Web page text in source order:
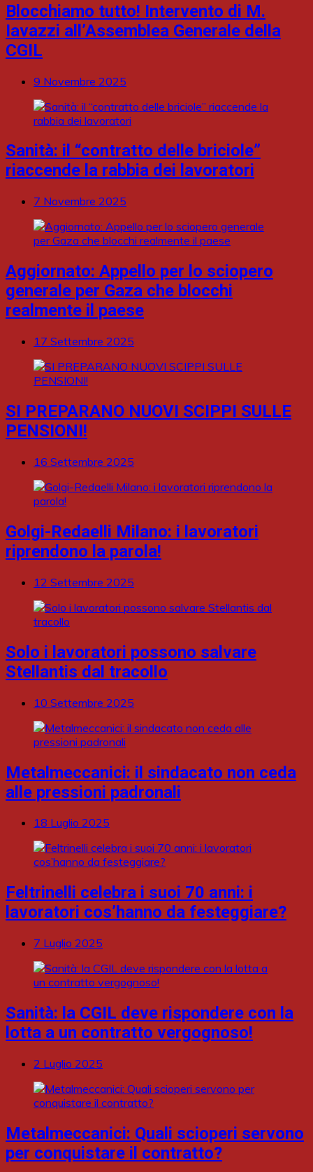
Blocchiamo tutto! Intervento di M.
Iavazzi all’Assemblea Generale della
CGIL
9 Novembre 2025
Sanità: il “contratto delle briciole”
riaccende la rabbia dei lavoratori
7 Novembre 2025
Aggiornato: Appello per lo sciopero
generale per Gaza che blocchi
realmente il paese
17 Settembre 2025
SI PREPARANO NUOVI SCIPPI SULLE
PENSIONI!
16 Settembre 2025
Golgi-Redaelli Milano: i lavoratori
riprendono la parola!
12 Settembre 2025
Solo i lavoratori possono salvare
Stellantis dal tracollo
10 Settembre 2025
Metalmeccanici: il sindacato non ceda
alle pressioni padronali
18 Luglio 2025
Feltrinelli celebra i suoi 70 anni: i
lavoratori cos’hanno da festeggiare?
7 Luglio 2025
Sanità: la CGIL deve rispondere con la
lotta a un contratto vergognoso!
2 Luglio 2025
Metalmeccanici: Quali scioperi servono
per conquistare il contratto?